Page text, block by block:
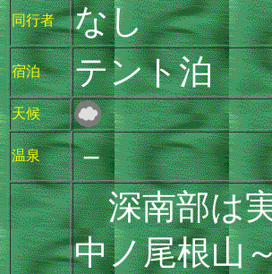
同行者 なし
宿泊 テント泊
天候
温泉
－
深南部は実
中ノ尾根山